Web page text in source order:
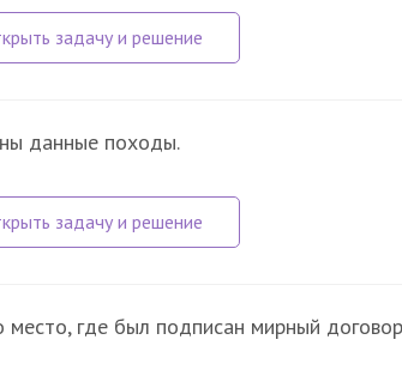
данные походы.
где был подписан мирный